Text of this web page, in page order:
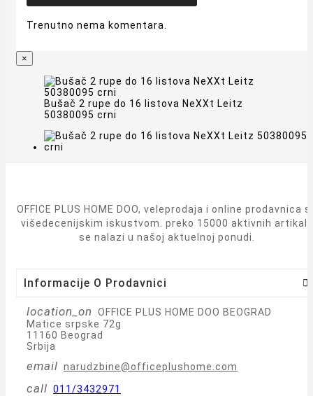
Trenutno nema komentara.
×
Bušač 2 rupe do 16 listova NeXXt Leitz
50380095 crni
OFFICE PLUS HOME DOO, veleprodaja i online prodavnica
višedecenijskim iskustvom. preko 15000 aktivnih artikala
se nalazi u našoj aktuelnoj ponudi.
Informacije O Prodavnici 
location_on
OFFICE PLUS HOME DOO BEOGRAD
Matice srpske 72g
11160 Beograd
Srbija
email narudzbine@officeplushome.com
call 011/3432971